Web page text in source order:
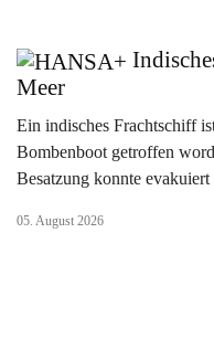
Meer
Ein indisches Frachtschiff
Bombenboot getroffen
Besatzung konnte evakuiert
05. August 2026